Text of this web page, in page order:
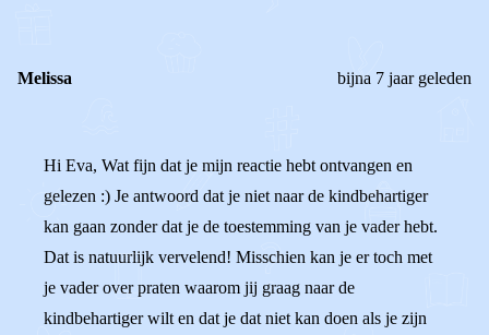
Melissa bijna 7 jaar geleden
Hi Eva, Wat fijn dat je mijn reactie hebt ontvangen en
gelezen :) Je antwoord dat je niet naar de kindbehartiger
kan gaan zonder dat je de toestemming van je vader hebt.
Dat is natuurlijk vervelend! Misschien kan je er toch met
je vader over praten waarom jij graag naar de
kindbehartiger wilt en dat je dat niet kan doen als je zijn